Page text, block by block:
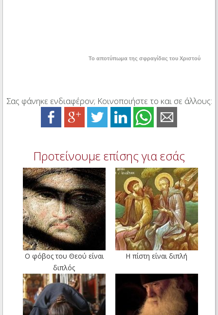
Το αποτύπωμα της σφραγίδας του Χριστού
Σας φάνηκε ενδιαφέρον; Κοινοποιήστε το και σε άλλους:
Προτείνουμε επίσης για εσάς
Ο φόβος του Θεού είναι
διπλός
Η πίστη είναι διπλή